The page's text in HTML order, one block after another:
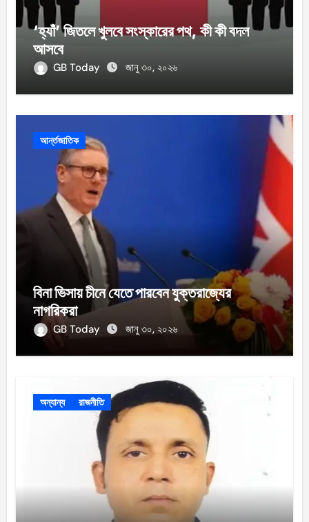
‘হ্যাঁ’ জিতলে খুলবে সংস্কারের পথ, কী কী বদল
আসবে
GB Today জানু ৩০, ২০২৬
আর্ন্তজাতিক
বিনা ভিসায় চীনে যেতে পারবেন যুক্তরাজ্যের
নাগরিকরা
GB Today জানু ৩০, ২০২৬
অন্যান্য রাজনীতি